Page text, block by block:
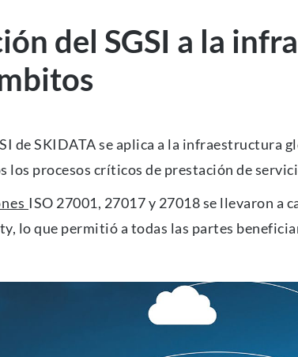
del SGSI a la
de SKIDATA se aplica a la infraestructura
los procesos críticos de prestación de
ISO 27001, 27017 y 27018 se llevaron a
lo que permitió a todas las partes